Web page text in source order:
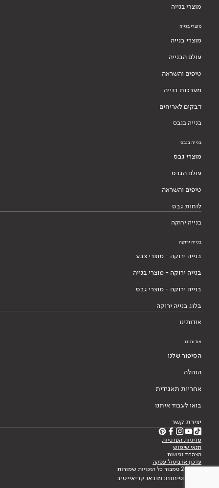
מוצרי בנייה
מוצרי בנייה
מוצרי בנייה
עולם הבנייה
טיפים והשראה
מערכות בנייה
דבקים לאריחים
בנייה בגבס
בנייה בגבס
מוצרי גבס
עולם הגבס
טיפים והשראה
לוחות גבס
בנייה ירוקה
בנייה ירוקה
בנייה ירוקה - מוצרי צבע
בנייה ירוקה - מוצרי בנייה
בנייה ירוקה - מוצרי גבס
בלוג בנייה ירוקה
אודותינו
אודותינו
הסיפור שלנו
הנהלה
אחריות תאגידית
בואו לעבוד איתנו
יצירת קשר
מדיניות הפרטיות
תנאי שימוש
הצהרת נגישות
עדכון או ביטול עסקה
© 2026 טמבור כל הזכויות שמורות
עיצוב ופיתוח: מובאו קריאייטיב